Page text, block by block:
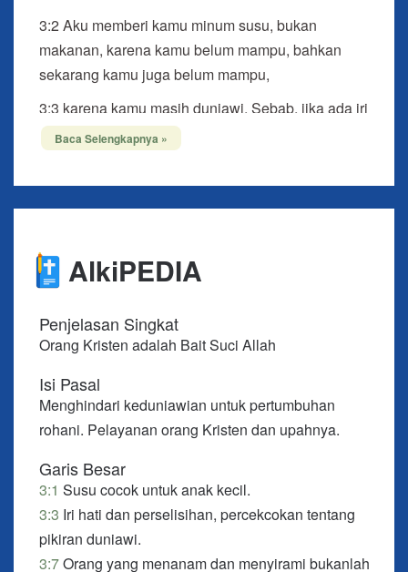
3:2 Aku memberi kamu minum susu, bukan
makanan, karena kamu belum mampu, bahkan
sekarang kamu juga belum mampu,
3:3 karena kamu masih duniawi. Sebab, jika ada iri
hati dan perselisihan di antara kamu, bukankah
kamu masih duniawi dan hidup secara manusia?
3:4 Sebab, ketika seseorang berkata, “Aku di pihak
Paulus,” dan yang lain, “Aku di pihak Apolos,”
3:5 Lalu, siapakah Apolos itu? Dan, siapakah
menjadi percaya seperti yang Tuhan karuniakan
kepada masing-masing.
3:6 Aku menanam, Apolos menyiram, tetapi Allah
yang menumbuhkan.
3:7 Jadi, bukan yang menanam, bukan juga yang
menyiram, melainkan Allah yang menumbuhkan.
3:8 Orang yang menanam dan yang menyiram
adalah satu, dan masing-masing akan menerima
upahnya sendiri sesuai dengan usahanya sendiri.
Baca Selengkapnya »
AlkiPEDIA
Penjelasan Singkat
Orang Kristen adalah Bait Suci Allah
Isi Pasal
Menghindari keduniawian untuk pertumbuhan
rohani. Pelayanan orang Kristen dan upahnya.
Garis Besar
3:1 Susu cocok untuk anak kecil.
3:3 Iri hati dan perselisihan, percekcokan tentang
pikiran duniawi.
3:7Orang yang menanam dan menyirami bukanlah